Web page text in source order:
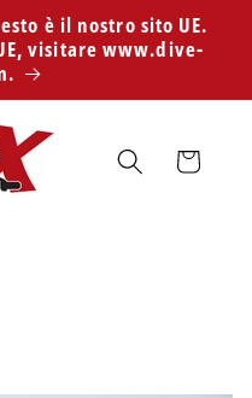
è il nostro sito UE.
visitare www.dive-
Carrello